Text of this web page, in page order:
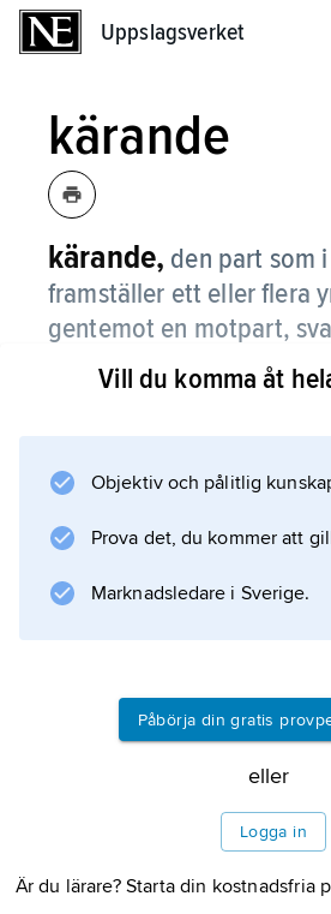
Uppslagsverket
kärande
kärande, den part som
framställer ett eller flera
gentemot en motpart,
Information om
Vill du komma åt
Objektiv och pålitlig
Prova det, du kommer att
Marknadsledare i Sverige.
Påbörja din gratis
eller
Logga in
Är du lärare? Starta din kostnadsfria